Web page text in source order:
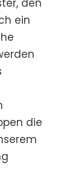
den
ein
die